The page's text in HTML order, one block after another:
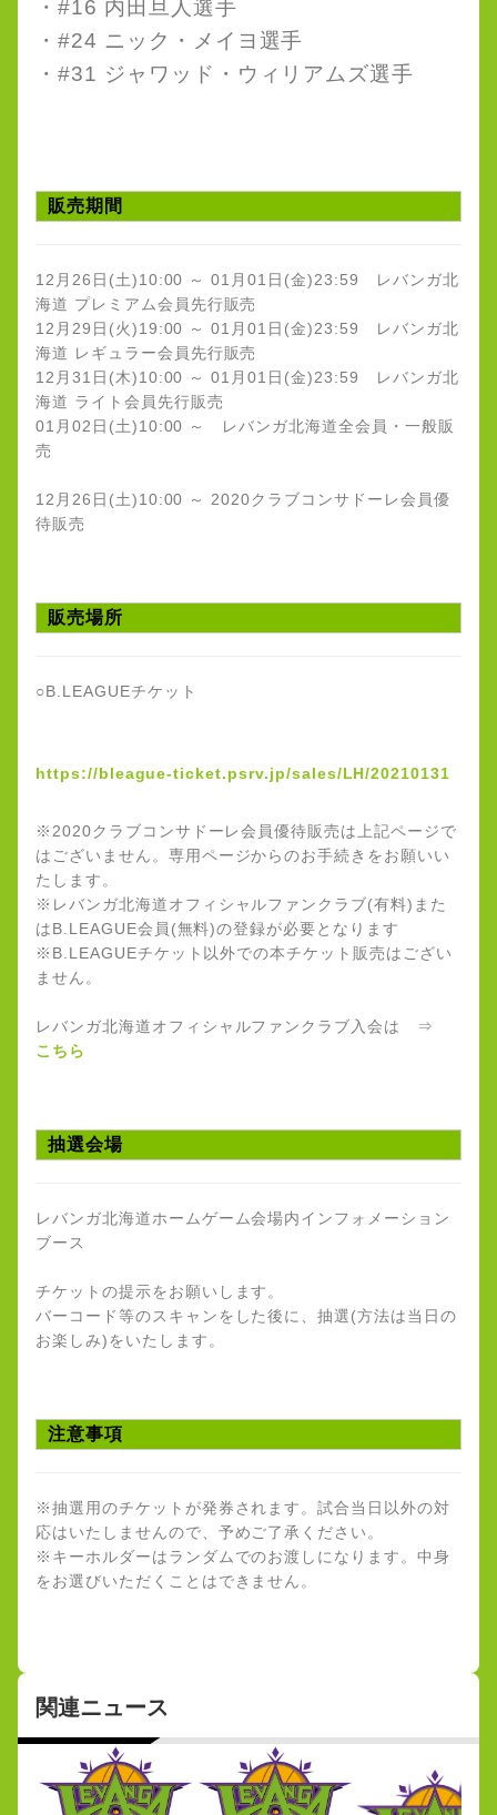
・#16 内田旦人選手
・#24 ニック・メイヨ選手
・#31 ジャワッド・ウィリアムズ選手
販売期間
12月26日(土)10:00 ～ 01月01日(金)23:59 レバンガ北
海道 プレミアム会員先行販売
12月29日(火)19:00 ～ 01月01日(金)23:59 レバンガ北
海道 レギュラー会員先行販売
12月31日(木)10:00 ～ 01月01日(金)23:59 レバンガ北
海道 ライト会員先行販売
01月02日(土)10:00 ～ レバンガ北海道全会員・一般販
売
12月26日(土)10:00 ～ 2020クラブコンサドーレ会員優
待販売
販売場所
○B.LEAGUEチケット
https://bleague-ticket.psrv.jp/sales/LH/20210131
※2020クラブコンサドーレ会員優待販売は上記ページで
はございません。専用ページからのお手続きをお願いい
たします。
※レバンガ北海道オフィシャルファンクラブ(有料)また
はB.LEAGUE会員(無料)の登録が必要となります
※B.LEAGUEチケット以外での本チケット販売はござい
ません。
レバンガ北海道オフィシャルファンクラブ入会は ⇒
こちら
抽選会場
レバンガ北海道ホームゲーム会場内インフォメーション
ブース
チケットの提示をお願いします。
バーコード等のスキャンをした後に、抽選(方法は当日の
お楽しみ)をいたします。
注意事項
※抽選用のチケットが発券されます。試合当日以外の対
応はいたしませんので、予めご了承ください。
※キーホルダーはランダムでのお渡しになります。中身
をお選びいただくことはできません。
関連ニュース